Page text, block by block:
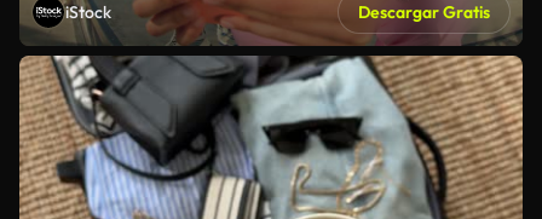
iStock Descargar Gratis